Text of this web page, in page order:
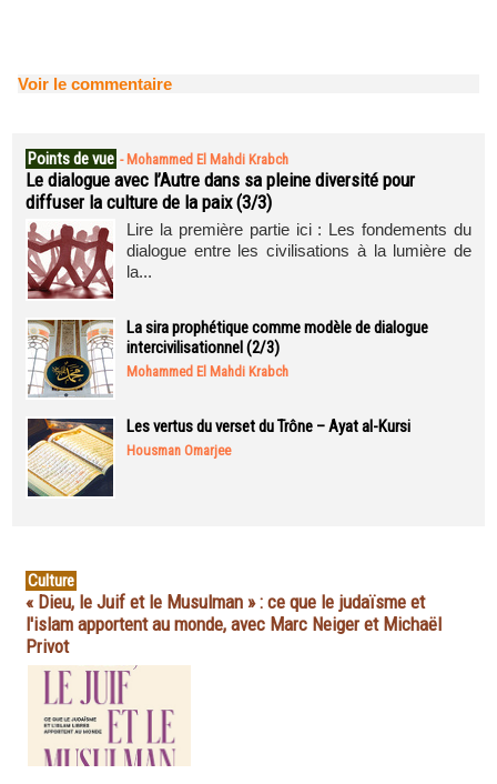
Voir le commentaire
Points de vue - Mohammed El Mahdi Krabch
Le dialogue avec l’Autre dans sa pleine diversité pour
diffuser la culture de la paix (3/3)
Lire la première partie ici : Les fondements du
dialogue entre les civilisations à la lumière de
la...
La sira prophétique comme modèle de dialogue
intercivilisationnel (2/3)
Mohammed El Mahdi Krabch
Les vertus du verset du Trône – Ayat al-Kursi
Housman Omarjee
Culture
« Dieu, le Juif et le Musulman » : ce que le judaïsme et
l'islam apportent au monde, avec Marc Neiger et Michaël
Privot